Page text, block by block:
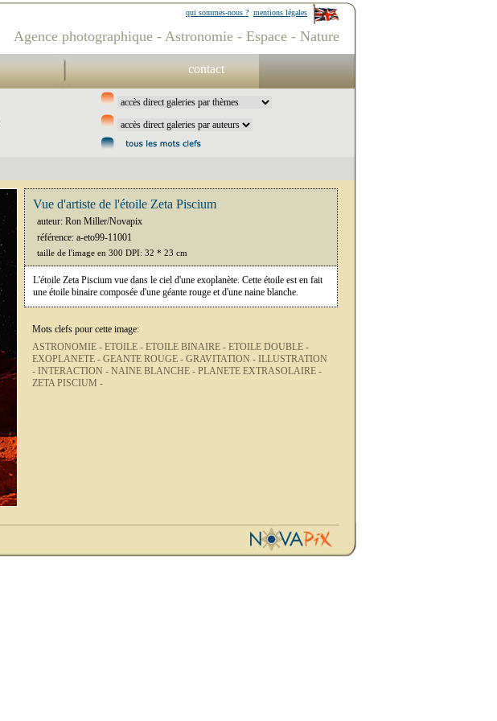
mentions légales
qui sommes-nous ?
Agence photographique - Astronomie - Espace - Nature
contact
Vue d'artiste de l'étoile Zeta Piscium
auteur: Ron Miller/Novapix
référence: a-eto99-11001
taille de l'image en 300 DPI: 32 * 23 cm
L'étoile Zeta Piscium vue dans le ciel d'une exoplanète. Cette étoile est en fait
une étoile binaire composée d'une géante rouge et d'une naine blanche.
Mots clefs pour cette image:
ASTRONOMIE - ETOILE - ETOILE BINAIRE - ETOILE DOUBLE -
EXOPLANETE - GEANTE ROUGE - GRAVITATION - ILLUSTRATION
- INTERACTION - NAINE BLANCHE - PLANETE EXTRASOLAIRE -
ZETA PISCIUM -